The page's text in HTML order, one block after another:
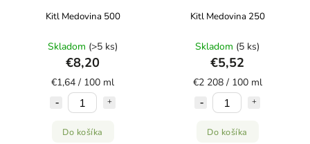
Kitl Medovina 500
Skladom (>5 ks)
€8,20
€1,64 / 100 ml
Do košíka
Kitl Medovina 250
Skladom (5 ks)
€5,52
€2 208 / 100 ml
Do košíka